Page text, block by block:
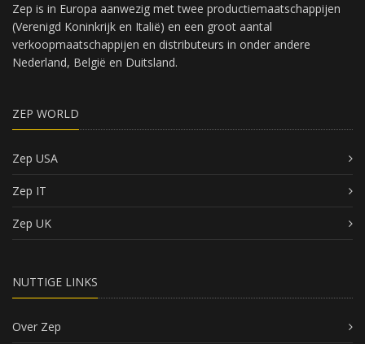
Zep is in Europa aanwezig met twee productiemaatschappijen
(Verenigd Koninkrijk en Italië) en een groot aantal
verkoopmaatschappijen en distributeurs in onder andere
Nederland, België en Duitsland.
ZEP WORLD
Zep USA
Zep IT
Zep UK
NUTTIGE LINKS
Over Zep